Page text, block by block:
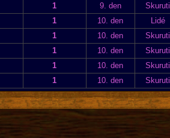
1 9. den Skuruti
1 10. den Lidé
1 10. den Skuruti
1 10. den Skuruti
1 10. den Skuruti
1 10. den Skuruti